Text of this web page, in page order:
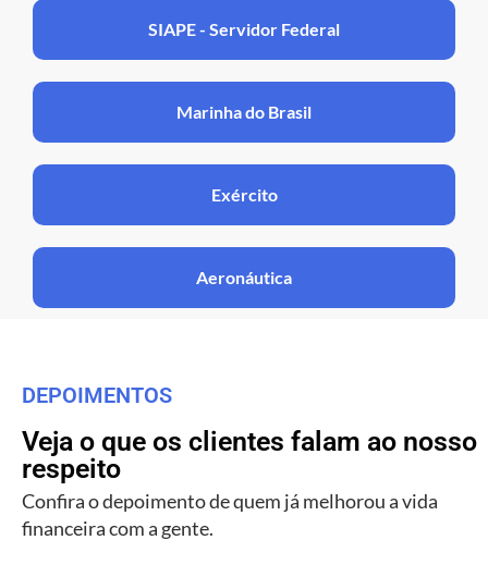
SIAPE - Servidor Federal
Marinha do Brasil
Exército
Aeronáutica
DEPOIMENTOS
Veja o que os clientes falam ao nosso
respeito
Confira o depoimento de quem já melhorou a vida
financeira com a gente.